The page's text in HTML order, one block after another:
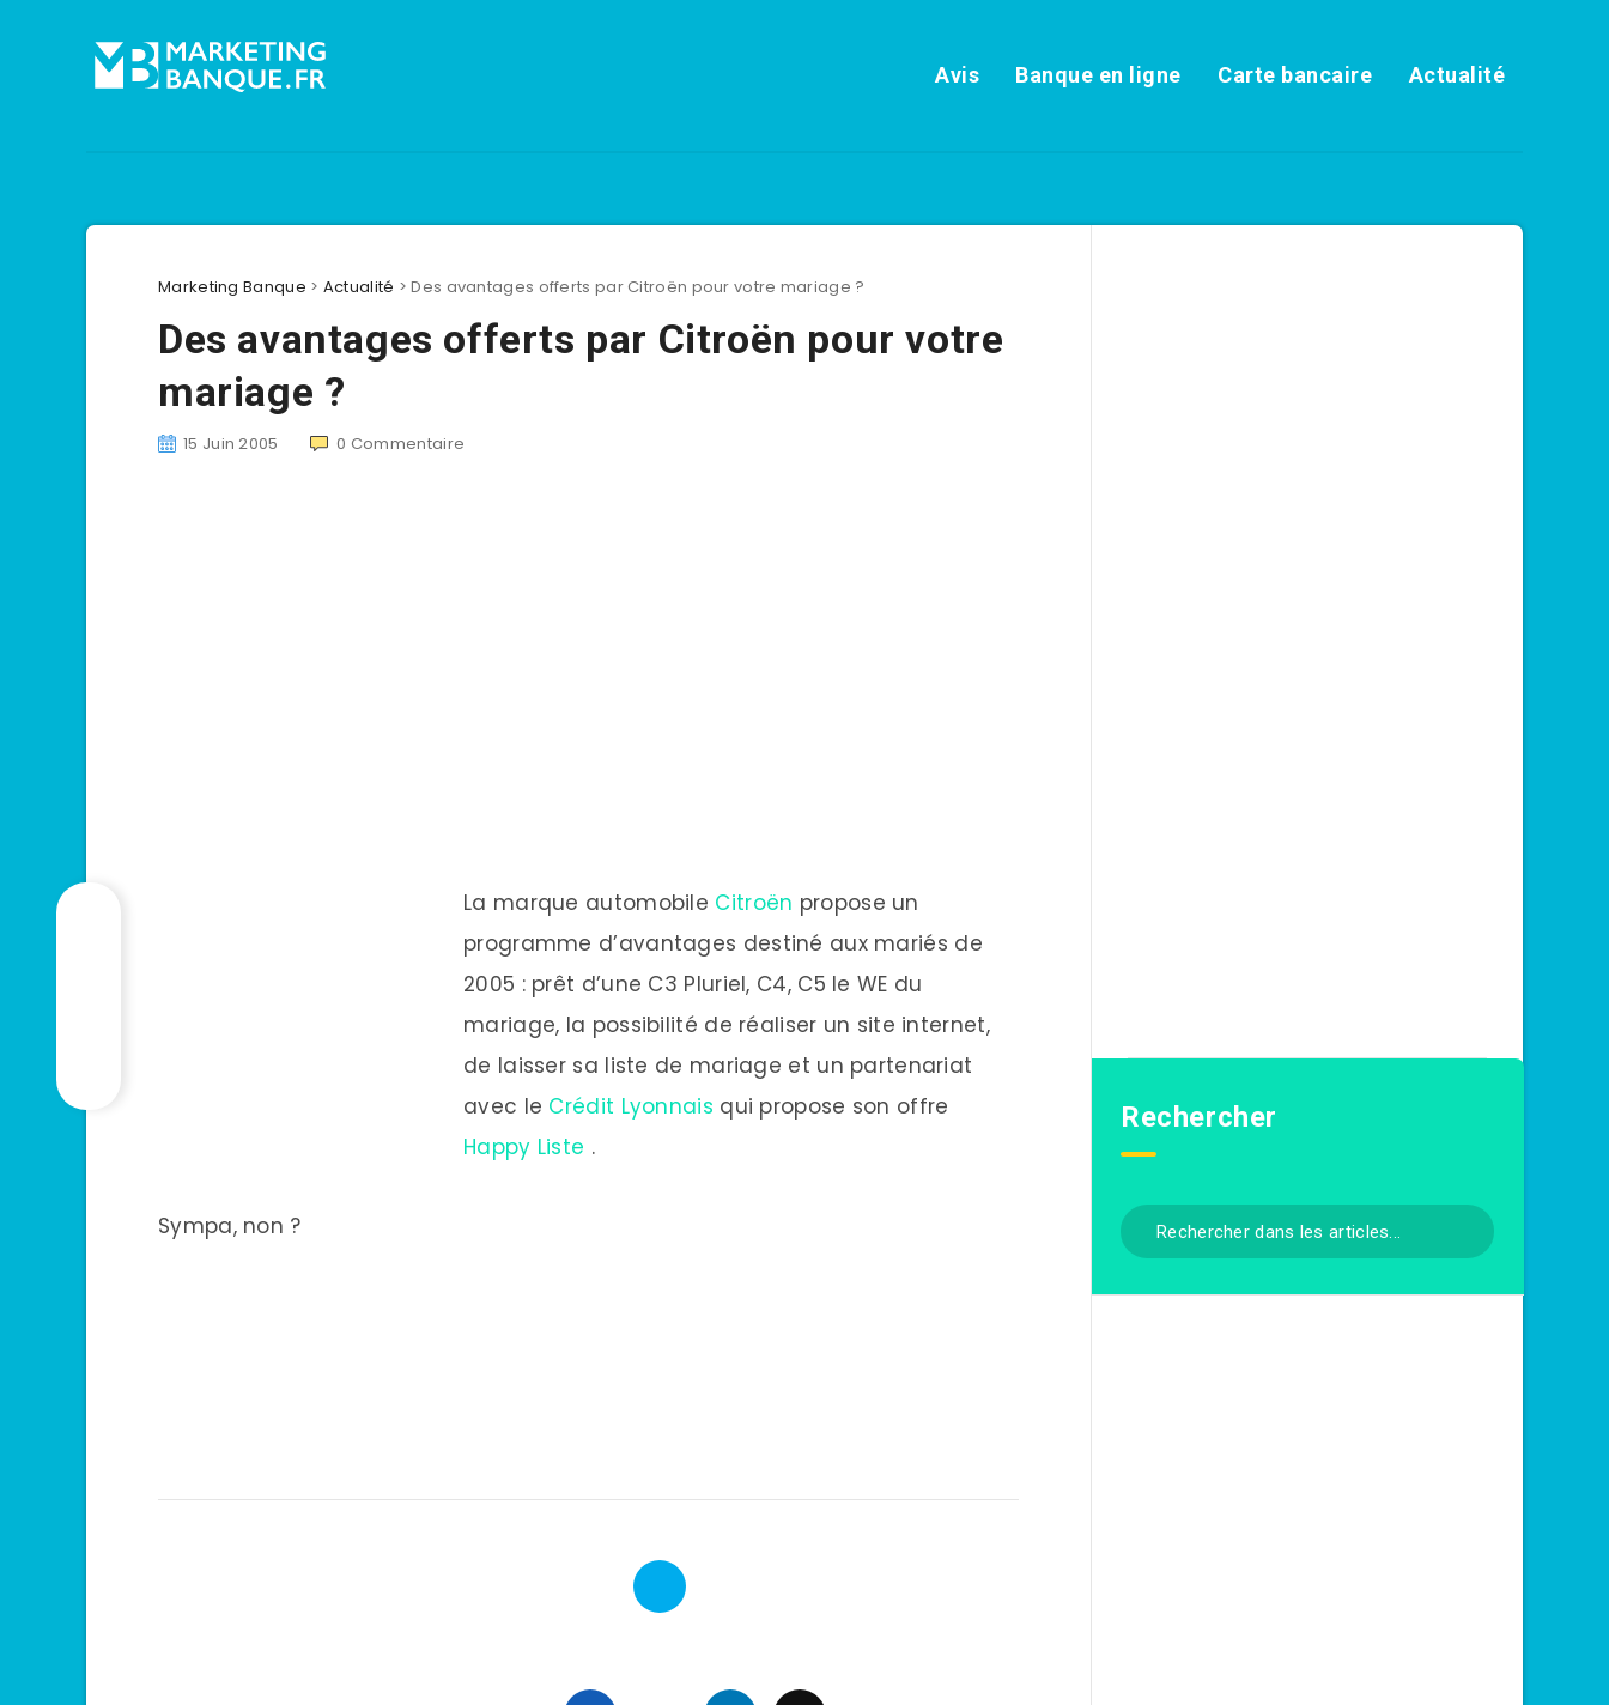
Avis Banque en ligne Carte bancaire Actualité
Marketing Banque > Actualité >Des avantages offerts par Citroën pour votre mariage ?
Des avantages offerts par Citroën pour votre
mariage ?
15 Juin 2005 0 Commentaire
La marque automobile Citroën propose un
programme d’avantages destiné aux mariés de
2005 : prêt d’une C3 Pluriel, C4, C5 le WE du
mariage, la possibilité de réaliser un site internet,
de laisser sa liste de mariage et un partenariat
avec le Crédit Lyonnais qui propose son offre
Happy Liste .
Sympa, non ?
Rechercher